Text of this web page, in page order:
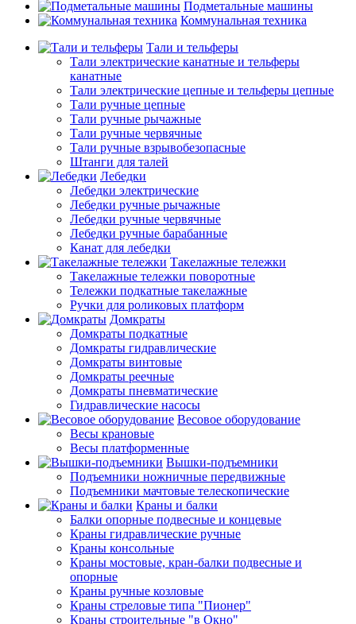
Подметальные машины
Коммунальная техника
Тали и тельферы
Тали электрические канатные и тельферы
канатные
Тали электрические цепные и тельферы цепные
Тали ручные цепные
Тали ручные рычажные
Тали ручные червячные
Тали ручные взрывобезопасные
Штанги для талей
Лебедки
Лебедки электрические
Лебедки ручные рычажные
Лебедки ручные червячные
Лебедки ручные барабанные
Канат для лебедки
Такелажные тележки
Такелажные тележки поворотные
Тележки подкатные такелажные
Ручки для роликовых платформ
Домкраты
Домкраты подкатные
Домкраты гидравлические
Домкраты винтовые
Домкраты реечные
Домкраты пневматические
Гидравлические насосы
Весовое оборудование
Весы крановые
Весы платформенные
Вышки-подъемники
Подъемники ножничные передвижные
Подъемники мачтовые телескопические
Краны и балки
Балки опорные подвесные и концевые
Краны гидравлические ручные
Краны консольные
Краны мостовые, кран-балки подвесные и
опорные
Краны ручные козловые
Краны стреловые типа "Пионер"
Краны строительные "в Окно"